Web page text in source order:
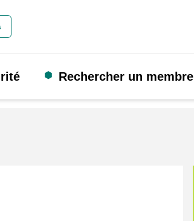
Rechercher un membre